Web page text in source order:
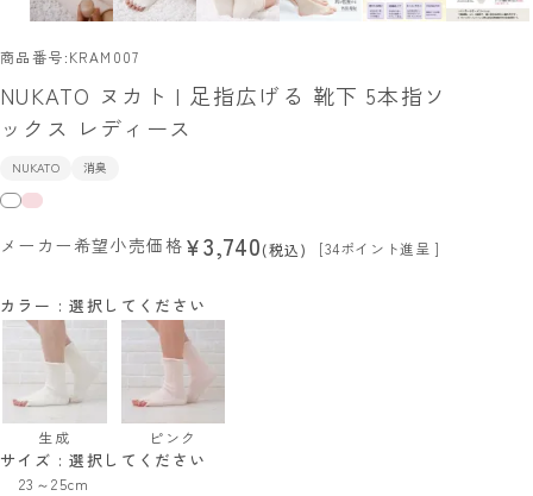
商品番号 KRAM007
NUKATO ヌカト | 足指広げる 靴下 5本指ソ
ックス レディース
NUKATO 消臭
メーカー希望小売価格 ¥3,740 税込 [34ポイント進呈 ]
サイズ 選択してください
23～25cm
カラー 選択してください
生成 ピンク